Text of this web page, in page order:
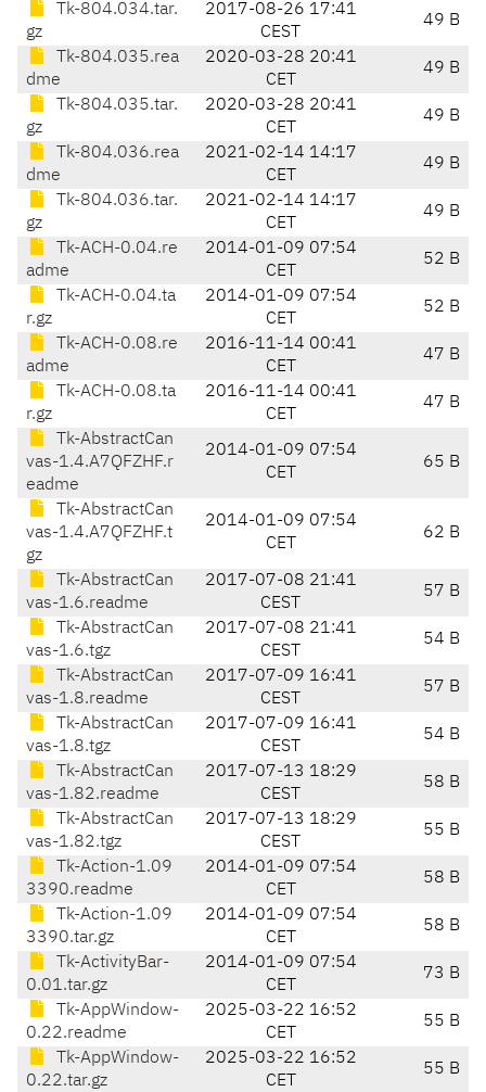
Tk-804.034.tar.
gz
2017-08-26 17:41
CEST
49 B
Tk-804.035.rea
dme
2020-03-28 20:41
CET
49 B
Tk-804.035.tar.
gz
2020-03-28 20:41
CET
49 B
Tk-804.036.rea
dme
2021-02-14 14:17
CET
49 B
Tk-804.036.tar.
gz
2021-02-14 14:17
CET
49 B
Tk-ACH-0.04.re
adme
2014-01-09 07:54
CET
52 B
Tk-ACH-0.04.ta
r.gz
2014-01-09 07:54
CET
52 B
Tk-ACH-0.08.re
adme
2016-11-14 00:41
CET
47 B
Tk-ACH-0.08.ta
r.gz
2016-11-14 00:41
CET
47 B
Tk-AbstractCan
vas-1.4.A7QFZHF.r
eadme
2014-01-09 07:54
CET
65 B
Tk-AbstractCan
vas-1.4.A7QFZHF.t
gz
2014-01-09 07:54
CET
62 B
Tk-AbstractCan
vas-1.6.readme
2017-07-08 21:41
CEST
57 B
Tk-AbstractCan
vas-1.6.tgz
2017-07-08 21:41
CEST
54 B
Tk-AbstractCan
vas-1.8.readme
2017-07-09 16:41
CEST
57 B
Tk-AbstractCan
vas-1.8.tgz
2017-07-09 16:41
CEST
54 B
Tk-AbstractCan
vas-1.82.readme
2017-07-13 18:29
CEST
58 B
Tk-AbstractCan
vas-1.82.tgz
2017-07-13 18:29
CEST
55 B
Tk-Action-1.09
3390.readme
2014-01-09 07:54
CET
58 B
Tk-Action-1.09
3390.tar.gz
2014-01-09 07:54
CET
58 B
Tk-ActivityBar-
0.01.tar.gz
2014-01-09 07:54
CET
73 B
Tk-AppWindow-
0.22.readme
2025-03-22 16:52
CET
55 B
Tk-AppWindow-
0.22.tar.gz
2025-03-22 16:52
CET
55 B